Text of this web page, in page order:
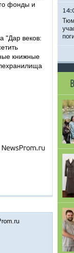
фонды и
"Дар веков:
книжные
NewsProm.ru